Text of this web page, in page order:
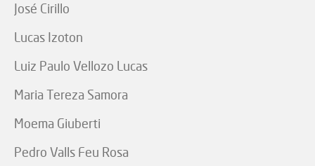
José Cirillo
Lucas Izoton
Luiz Paulo Vellozo Lucas
Maria Tereza Samora
Moema Giuberti
Pedro Valls Feu Rosa